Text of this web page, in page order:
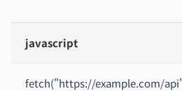
javascript
fetch("https://example.com/